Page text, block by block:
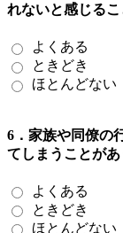
れないと感じる
よくある
ときどき
ほとんどない
6．家族や同僚の
てしまうことがあ
よくある
ときどき
ほとんどない